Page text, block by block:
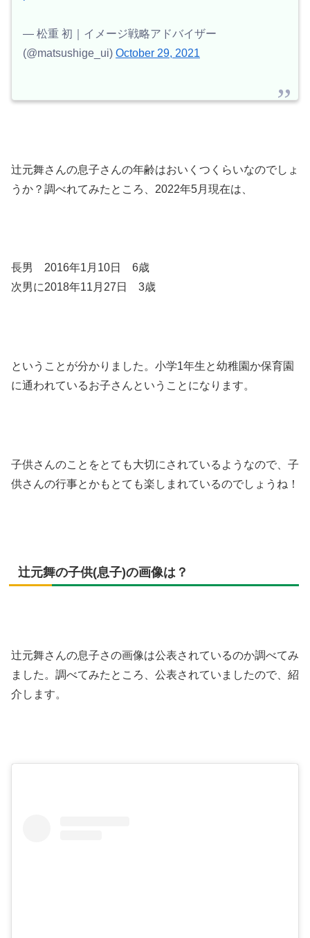
— 松重 初｜イメージ戦略アドバイザー
(@matsushige_ui) October 29, 2021
辻元舞さんの息子さんの年齢はおいくつくらいなのでしょ
うか？調べれてみたところ、2022年5月現在は、
長男 2016年1月10日 6歳
次男に2018年11月27日 3歳
ということが分かりました。小学1年生と幼稚園か保育園
に通われているお子さんということになります。
子供さんのことをとても大切にされているようなので、子
供さんの行事とかもとても楽しまれているのでしょうね！
辻元舞の子供(息子)の画像は？
辻元舞さんの息子さの画像は公表されているのか調べてみ
ました。調べてみたところ、公表されていましたので、紹
介します。